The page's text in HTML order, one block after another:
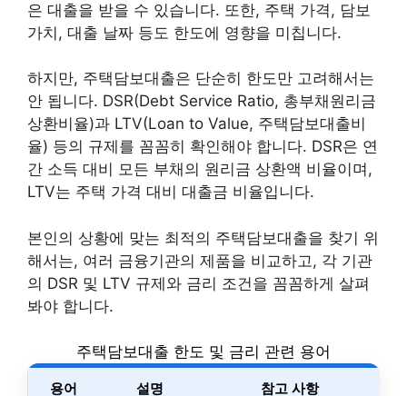
은 대출을 받을 수 있습니다. 또한, 주택 가격, 담보
가치, 대출 날짜 등도 한도에 영향을 미칩니다.
하지만, 주택담보대출은 단순히 한도만 고려해서는
안 됩니다. DSR(Debt Service Ratio, 총부채원리금
상환비율)과 LTV(Loan to Value, 주택담보대출비
율) 등의 규제를 꼼꼼히 확인해야 합니다. DSR은 연
간 소득 대비 모든 부채의 원리금 상환액 비율이며,
LTV는 주택 가격 대비 대출금 비율입니다.
본인의 상황에 맞는 최적의 주택담보대출을 찾기 위
해서는, 여러 금융기관의 제품을 비교하고, 각 기관
의 DSR 및 LTV 규제와 금리 조건을 꼼꼼하게 살펴
봐야 합니다.
주택담보대출 한도 및 금리 관련 용어
용어 설명 참고 사항